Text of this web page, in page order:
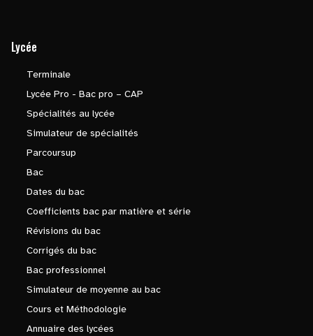
Lycée
Terminale
Lycée Pro - Bac pro – CAP
Spécialités au lycée
Simulateur de spécialités
Parcoursup
Bac
Dates du bac
Coefficients bac par matière et série
Révisions du bac
Corrigés du bac
Bac professionnel
Simulateur de moyenne au bac
Cours et Méthodologie
Annuaire des lycées